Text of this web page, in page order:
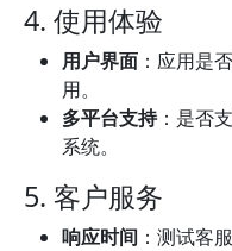
4. 使用体验
用户界面 ：应用是
用。
多平台支持：是否
系统。
5. 客户服务
响应时间 ：测试客